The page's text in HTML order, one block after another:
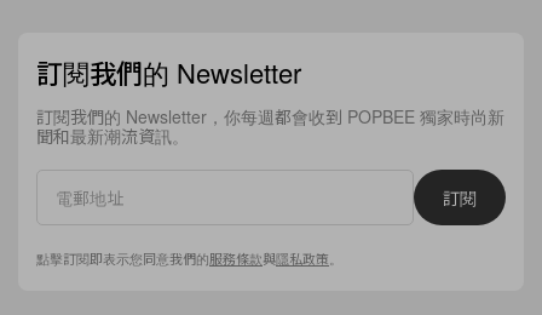
訂閱我們的 Newsletter
訂閱我們的 Newsletter，你每週都會收到 POPBEE 獨家時尚新
聞和最新潮流資訊。
訂閱
點擊訂閱即表示您同意我們的服務條款與隱私政策